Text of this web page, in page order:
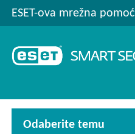
ESET-ova mrežna pomoć
Odaberite temu